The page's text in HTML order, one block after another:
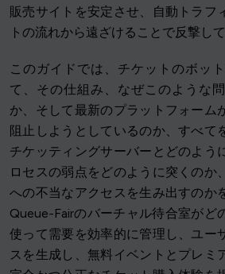
販売サイトを安定させ、自動トラフ
トの流れから遠ざけることで反撃して
このガイドでは、チケットのボッ
て、その仕組み、なぜこのような
か、そして最新のプラットフォーム
阻止しようとしているのか、すべて
チケッティングサーバーとどのよう
ロセスの弱点をどのように突くのか
への不当なアクセスを生み出すのか
Queue-Fairのバーチャル待合室がど
使って需要を効率的に管理し、ユー
スを生成し、無料イベントとプレミ